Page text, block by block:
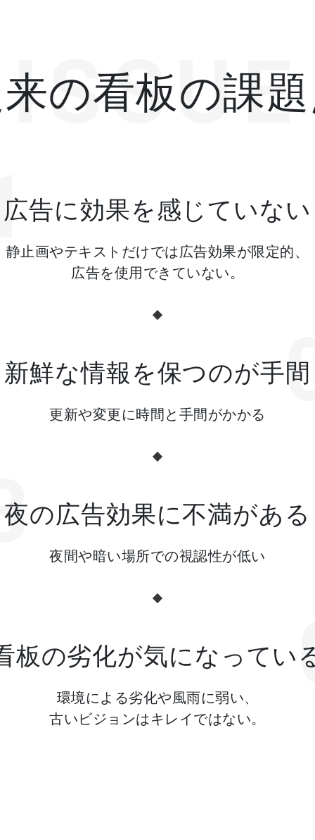
の看板の課
ISSUE
広告に効果を感じていない
静止画やテキストだけでは広告効果が限定的、
広告を使用できていない。
新鮮な情報を保つのが手間
更新や変更に時間と手間がかかる
夜の広告効果に不満がある
夜間や暗い場所での視認性が低い
板の劣化が気になってい
環境による劣化や風雨に弱い、
古いビジョンはキレイではない。